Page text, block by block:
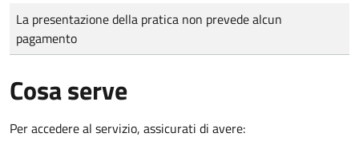
Tipo di pagamento
Importo
La presentazione della pratica non prevede alcun
pagamento
Cosa serve
Per accedere al servizio, assicurati di avere: